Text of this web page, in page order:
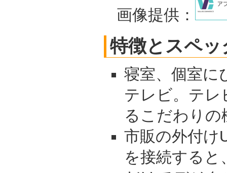
画像提供：
特徴とスペッ
寝室、個室に
テレビ。テレ
るこだわりの
市販の外付け
を接続する